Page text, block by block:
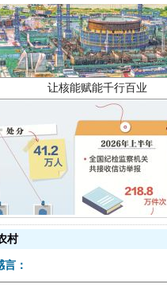
从数据变化看反腐深化
村
言：